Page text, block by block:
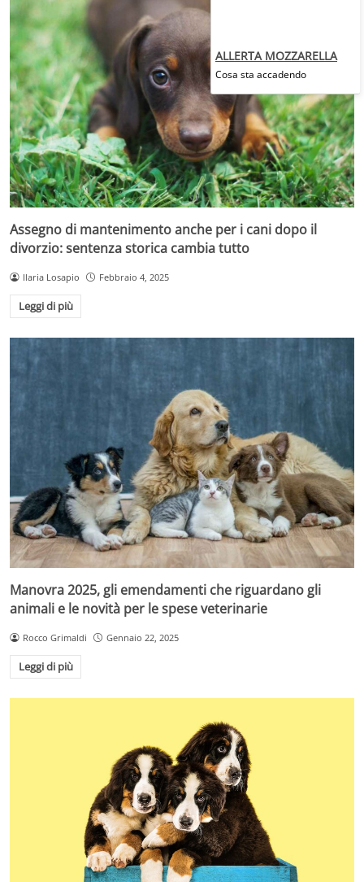
Assegno di mantenimento anche per i cani dopo il
divorzio: sentenza storica cambia tutto
Ilaria Losapio Febbraio 4, 2025
Leggi di più
Manovra 2025, gli emendamenti che riguardano gli
animali e le novità per le spese veterinarie
Rocco Grimaldi Gennaio 22, 2025
Leggi di più
ALLERTA MOZZARELLA
Cosa sta accadendo